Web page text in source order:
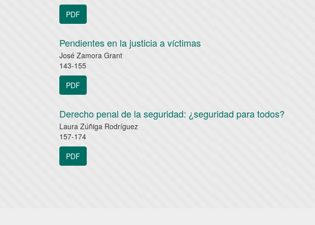
PDF
Pendientes en la justicia a víctimas
José Zamora Grant
143-155
PDF
Derecho penal de la seguridad: ¿seguridad para todos?
Laura Zúñiga Rodríguez
157-174
PDF